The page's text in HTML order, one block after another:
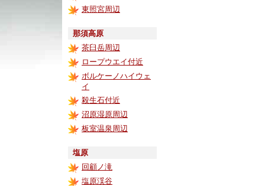
東照宮周辺
那須高原
茶臼岳周辺
ロープウエイ付近
ボルケーノハイウェ
イ
殺生石付近
沼原湿原周辺
板室温泉周辺
塩原
回顧ノ滝
塩原渓谷